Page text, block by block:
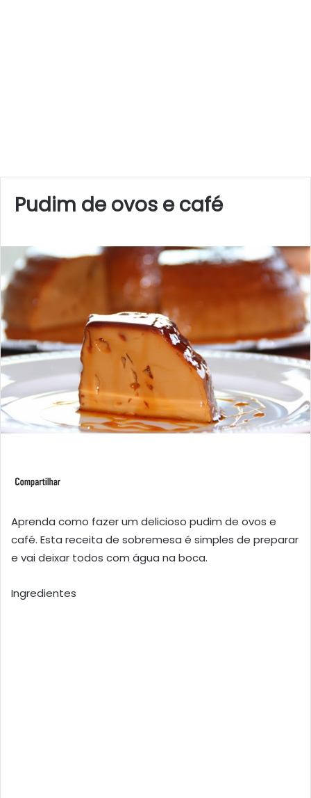
Pudim de ovos e café
Aprenda como fazer um delicioso pudim de ovos e
café. Esta receita de sobremesa é simples de preparar
e vai deixar todos com água na boca.
Ingredientes